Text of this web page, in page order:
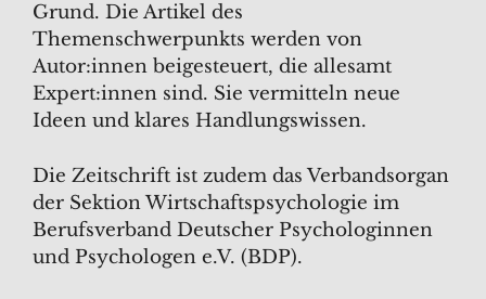
Grund. Die Artikel des
Themenschwerpunkts werden von
Autor:innen beigesteuert, die allesamt
Expert:innen sind. Sie vermitteln neue
Ideen und klares Handlungswissen.
Die Zeitschrift ist zudem das Verbandsorgan
der Sektion Wirtschaftspsychologie im
Berufsverband Deutscher Psychologinnen
und Psychologen e.V. (BDP).